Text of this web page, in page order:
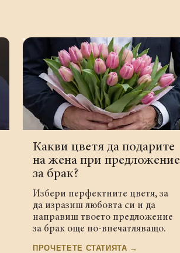
Какви цветя да подарите
на жена при предложение
за брак?
Избери перфектните цветя, за
да изразиш любовта си и да
направиш твоето предложение
за брак още по-впечатляващо.
ПРОЧЕТЕТЕ СТАТИЯТА →